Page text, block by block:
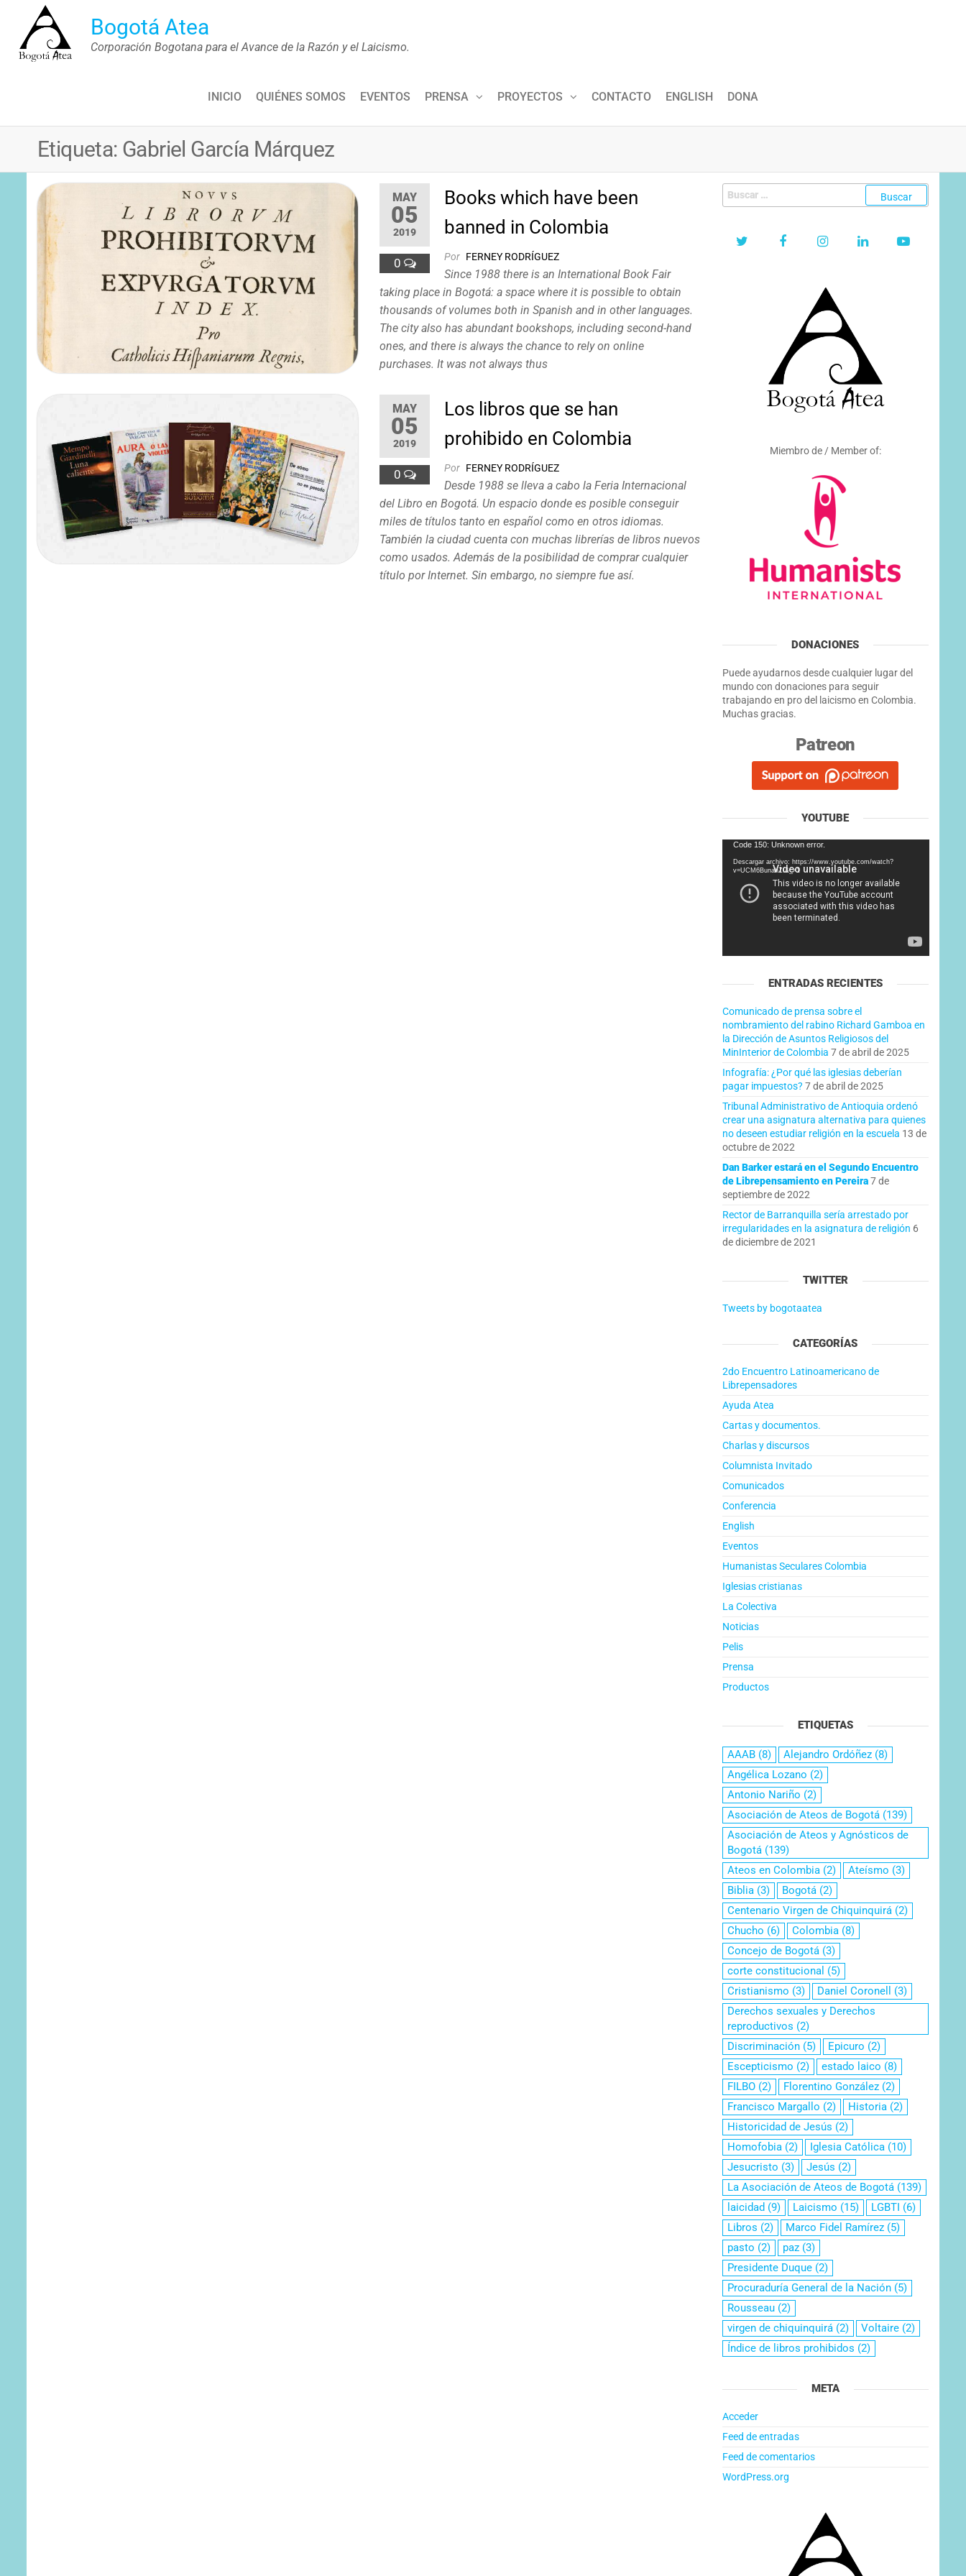
contenido
Bogotá Atea
Corporación Bogotana para el Avance de la Razón y el Laicismo.
INICIO QUIÉNES SOMOS EVENTOS PRENSA PROYECTOS CONTACTO ENGLISH DONA
Etiqueta: Gabriel García Márquez
MAY
05
2019
0
Books which have been
banned in Colombia
Por FERNEY RODRÍGUEZ
Since 1988 there is an International Book Fair
taking place in Bogotá: a space where it is possible to obtain
thousands of volumes both in Spanish and in other languages.
The city also has abundant bookshops, including second-hand
ones, and there is always the chance to rely on online
purchases. It was not always thus
MAY
05
2019
0
Los libros que se han
prohibido en Colombia
Por FERNEY RODRÍGUEZ
Desde 1988 se lleva a cabo la Feria Internacional
del Libro en Bogotá. Un espacio donde es posible conseguir
miles de títulos tanto en español como en otros idiomas.
También la ciudad cuenta con muchas librerías de libros nuevos
como usados. Además de la posibilidad de comprar cualquier
título por Internet. Sin embargo, no siempre fue así.
Buscar:
Miembro de / Member of:
DONACIONES
Puede ayudarnos desde cualquier lugar del
mundo con donaciones para seguir
trabajando en pro del laicismo en Colombia.
Muchas gracias.
Patreon
YOUTUBE
Reproductor
vídeo
Code 150: Unknown error.
Descargar archivo: https://www.youtube.com/watch?
v=UCM6BunahZI&_=1
ENTRADAS RECIENTES
Comunicado de prensa sobre el
nombramiento del rabino Richard Gamboa en
la Dirección de Asuntos Religiosos del
MinInterior de Colombia 7 de abril de 2025
Infografía: ¿Por qué las iglesias deberían
pagar impuestos? 7 de abril de 2025
Tribunal Administrativo de Antioquia ordenó
crear una asignatura alternativa para quienes
no deseen estudiar religión en la escuela 13 de
octubre de 2022
Dan Barker estará en el Segundo Encuentro
de Librepensamiento en Pereira 7 de
septiembre de 2022
Rector de Barranquilla sería arrestado por
irregularidades en la asignatura de religión 6
de diciembre de 2021
TWITTER
Tweets by bogotaatea
CATEGORÍAS
2do Encuentro Latinoamericano de
Librepensadores
Ayuda Atea
Cartas y documentos.
Charlas y discursos
Columnista Invitado
Comunicados
Conferencia
English
Eventos
Humanistas Seculares Colombia
Iglesias cristianas
La Colectiva
Noticias
Pelis
Prensa
Productos
ETIQUETAS
AAAB(8) Alejandro Ordóñez(8)
Angélica Lozano (2)
Antonio Nariño (2)
Asociación de Ateos de Bogotá(139)
Asociación de Ateos y Agnósticos de
Bogotá(139)
Ateos en Colombia(2) Ateísmo (3)
Biblia(3) Bogotá(2)
Centenario Virgen de Chiquinquirá(2)
Chucho (6) Colombia(8)
Concejo de Bogotá(3)
corte constitucional (5)
Cristianismo (3) Daniel Coronell
(3)
Derechos sexuales y Derechos
reproductivos (2)
Discriminación(5) Epicuro (2)
Escepticismo (2) estado laico (8)
FILBO(2) Florentino González(2)
Francisco Margallo (2) Historia(2)
Historicidad de Jesús (2)
Homofobia(2) Iglesia Católica(10)
Jesucristo (3) Jesús (2)
La Asociación de Ateos de Bogotá(139)
laicidad (9) Laicismo (15) LGBTI (6)
Libros (2) Marco Fidel Ramírez(5)
pasto (2) paz(3)
Presidente Duque(2)
Procuraduría General de la Nación(5)
Rousseau(2)
virgen de chiquinquirá(2) Voltaire(2)
Índice de libros prohibidos (2)
META
Acceder
Feed de entradas
Feed de comentarios
WordPress.org